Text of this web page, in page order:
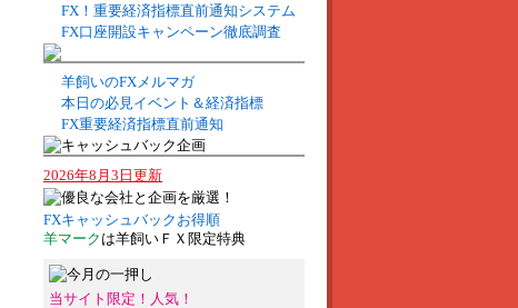
FX！重要経済指標直前通知システム
FX口座開設キャンペーン徹底調査
羊飼いのFXメルマガ
本日の必見イベント＆経済指標
FX重要経済指標直前通知
2026年8月3日更新
FXキャッシュバックお得順
羊マーク は羊飼いＦＸ限定特典
当サイト限定！人気！